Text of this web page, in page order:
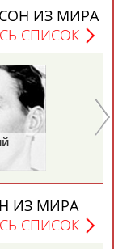
Герман
АБДУЛАЕВ
Загалав
АБДУЛБЕКОВ
Назир
АБДУЛЛАЕВ
ИЗ МИРА
СПИСОК
ИЗ МИРА
СПИСОК